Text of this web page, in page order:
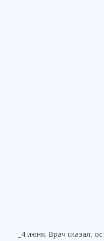
_4 июня. Врач сказал,